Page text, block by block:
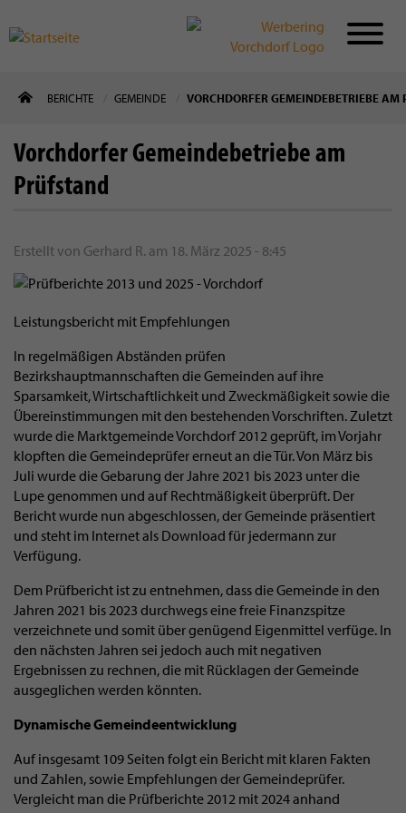
zum
BERICHTE GEMEINDE VORCHDORFER GEMEINDEBETRIEBE AM
Vorchdorfer Gemeindebetriebe am
Prüfstand
Erstellt von Gerhard R. am 18. März 2025 - 8:45
Leistungsbericht mit Empfehlungen
In regelmäßigen Abständen prüfen
Bezirkshauptmannschaften die Gemeinden auf ihre
Sparsamkeit, Wirtschaftlichkeit und Zweckmäßigkeit sowie die
Übereinstimmungen mit den bestehenden Vorschriften. Zuletzt
wurde die Marktgemeinde Vorchdorf 2012 geprüft, im Vorjahr
klopften die Gemeindeprüfer erneut an die Tür. Von März bis
Juli wurde die Gebarung der Jahre 2021 bis 2023 unter die
Lupe genommen und auf Rechtmäßigkeit überprüft. Der
Bericht wurde nun abgeschlossen, der Gemeinde präsentiert
und steht im Internet als Download für jedermann zur
Verfügung.
Dem Prüfbericht ist zu entnehmen, dass die Gemeinde in den
Jahren 2021 bis 2023 durchwegs eine freie Finanzspitze
verzeichnete und somit über genügend Eigenmittel verfüge. In
den nächsten Jahren sei jedoch auch mit negativen
Ergebnissen zu rechnen, die mit Rücklagen der Gemeinde
ausgeglichen werden könnten.
Dynamische Gemeindeentwicklung
Auf insgesamt 109 Seiten folgt ein Bericht mit klaren Fakten
und Zahlen, sowie Empfehlungen der Gemeindeprüfer.
Vergleicht man die Prüfberichte 2012 mit 2024 anhand